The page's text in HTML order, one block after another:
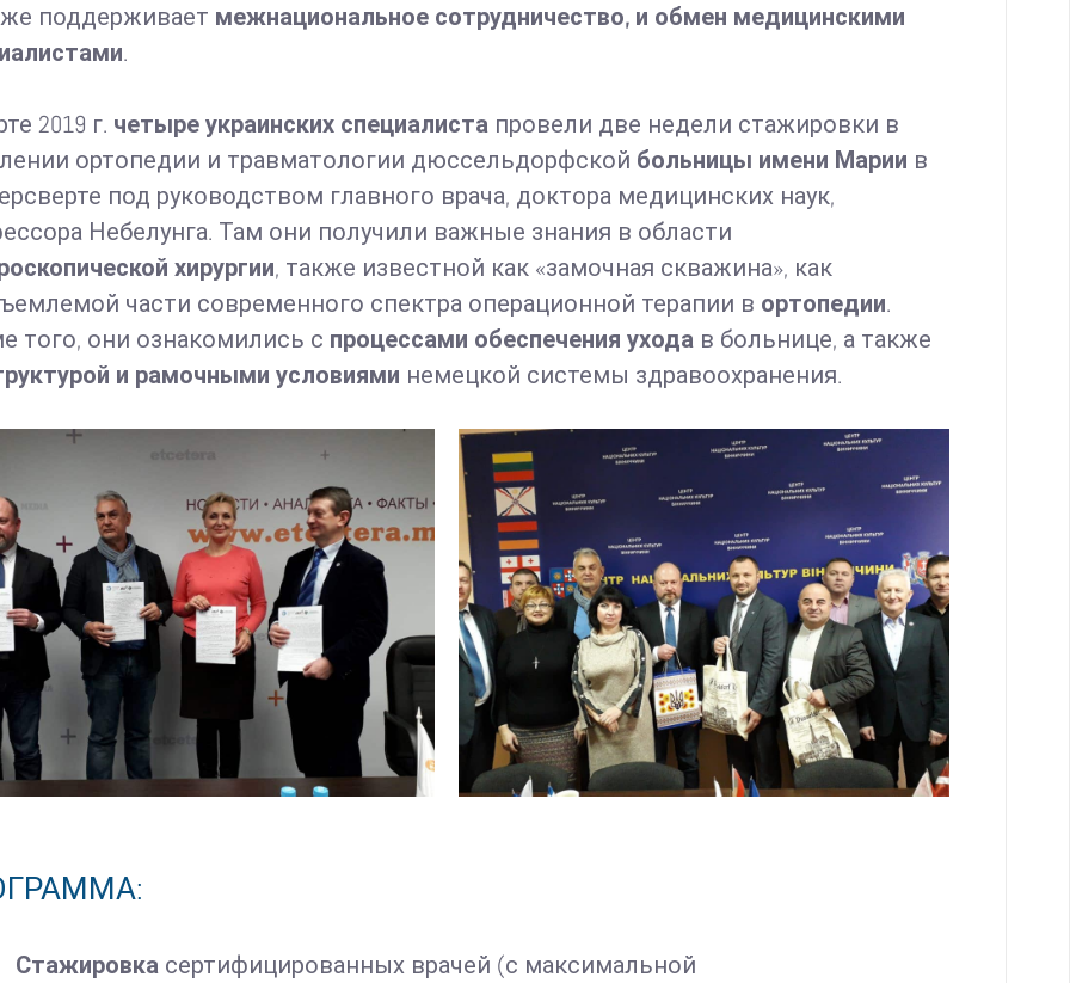
поддерживает межнациональное сотрудничество, и обмен медицинскими
.
2019 г. четыре украинских специалиста провели две недели стажировки в
ортопедии и травматологии дюссельдорфской больницы имени Марии в
под руководством главного врача, доктора медицинских наук,
Небелунга. Там они получили важные знания в области
хирургии, также известной как «замочная скважина», как
части современного спектра операционной терапии в ортопедии.
того, они ознакомились с процессами обеспечения ухода в больнице, а также
и рамочными условиями немецкой системы здравоохранения.
Стажировка сертифицированных врачей (с максимальной